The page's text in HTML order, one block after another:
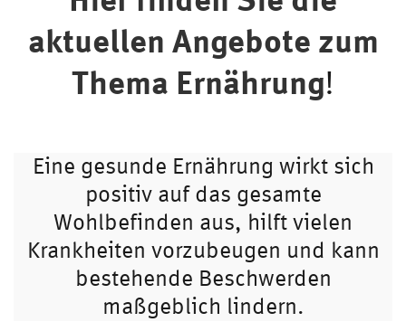
aktuellen Angebote zum
Thema Ernährung!
Eine gesunde Ernährung wirkt sich
positiv auf das gesamte
Wohlbefinden aus, hilft vielen
Krankheiten vorzubeugen und kann
bestehende Beschwerden
maßgeblich lindern.